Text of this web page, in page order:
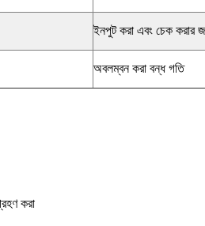
ইনপুট করা এবং চেক করার
অবলম্বন করা বন্ধ গতি
করা